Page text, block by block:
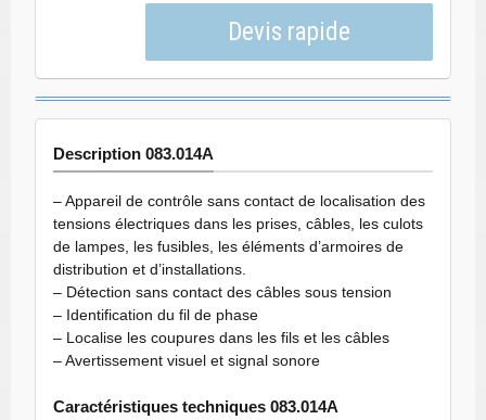
Description 083.014A
– Appareil de contrôle sans contact de localisation des
tensions électriques dans les prises, câbles, les culots
de lampes, les fusibles, les éléments d’armoires de
distribution et d’installations.
– Détection sans contact des câbles sous tension
– Identification du fil de phase
– Localise les coupures dans les fils et les câbles
– Avertissement visuel et signal sonore
Caractéristiques techniques 083.014A